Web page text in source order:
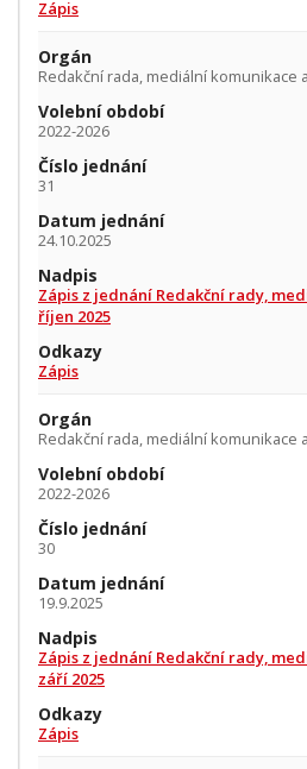
Zápis
Orgán
Redakční rada, mediální komunikace
Volební období
2022-2026
Číslo jednání
31
Datum jednání
24.10.2025
Nadpis
Zápis z jednání Redakční rady,
říjen 2025
Odkazy
Zápis
Orgán
Redakční rada, mediální komunikace
Volební období
2022-2026
Číslo jednání
30
Datum jednání
19.9.2025
Nadpis
Zápis z jednání Redakční rady,
září 2025
Odkazy
Zápis